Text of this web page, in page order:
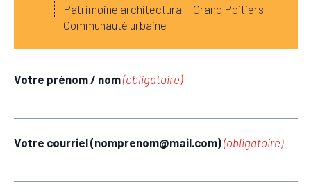
Patrimoine architectural - Grand Poitiers
Communauté urbaine
Votre prénom / nom(obligatoire)
Votre courriel (nomprenom@mail.com)(obligatoire)